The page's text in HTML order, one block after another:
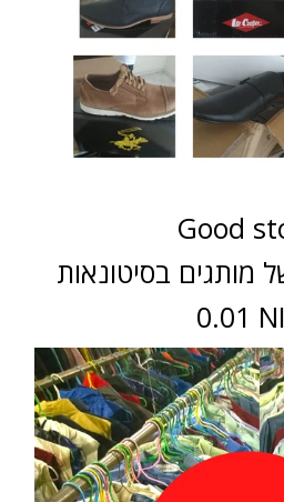
Good
מותגים בסיטונאות
0.01